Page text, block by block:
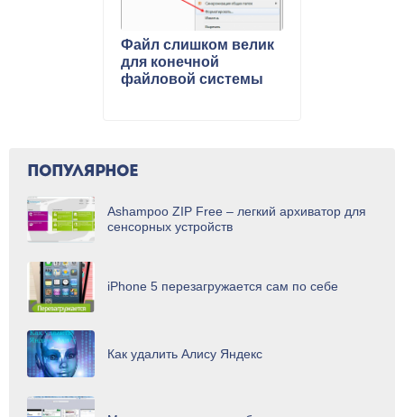
Файл слишком велик
для конечной
файловой системы
ПОПУЛЯРНОЕ
Ashampoo ZIP Free – легкий архиватор для
сенсорных устройств
iPhone 5 перезагружается сам по себе
Как удалить Алису Яндекс